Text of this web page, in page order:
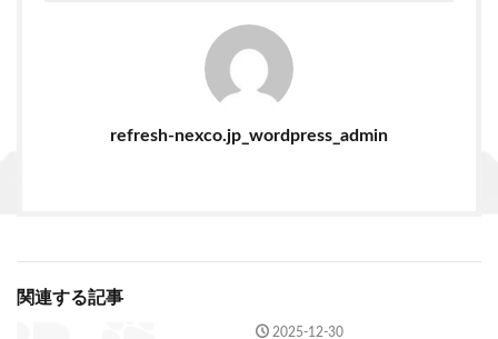
refresh-nexco.jp_wordpress_admin
関連する記事
2025-12-30